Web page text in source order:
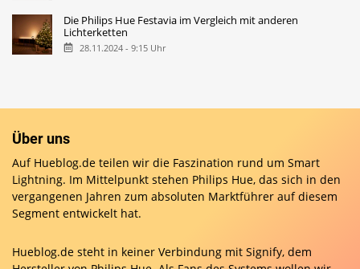
Die Philips Hue Festavia im Vergleich mit anderen
Lichterketten
28.11.2024 - 9:15 Uhr
Über uns
Auf Hueblog.de teilen wir die Faszination rund um Smart
Lightning. Im Mittelpunkt stehen Philips Hue, das sich in den
vergangenen Jahren zum absoluten Marktführer auf diesem
Segment entwickelt hat.
Hueblog.de steht in keiner Verbindung mit Signify, dem